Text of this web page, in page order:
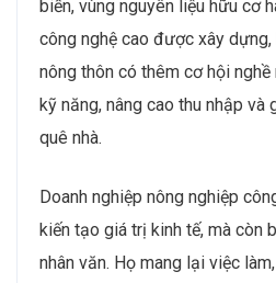
biến, vùng nguyên liệu hữu cơ
công nghệ cao được xây
nông thôn có thêm cơ hội
kỹ năng, nâng cao thu nhập
quê nhà.
Doanh nghiệp nông nghiệp
kiến tạo giá trị kinh tế, mà còn
nhân văn. Họ mang lại việc